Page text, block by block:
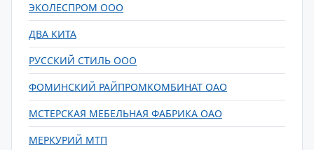
ЭКОЛЕСПРОМ ООО
ДВА КИТА
РУССКИЙ СТИЛЬ ООО
ФОМИНСКИЙ РАЙПРОМКОМБИНАТ ОАО
МСТЕРСКАЯ МЕБЕЛЬНАЯ ФАБРИКА ОАО
МЕРКУРИЙ МТП